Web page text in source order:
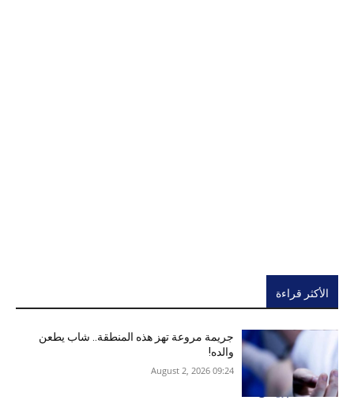
الأكثر قراءة
جريمة مروعة تهز هذه المنطقة.. شاب يطعن
والده!
09:24 2026 ,August 2